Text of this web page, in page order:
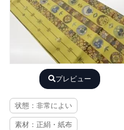
プレビュー
状態：非常によい
素材：正絹・紙布